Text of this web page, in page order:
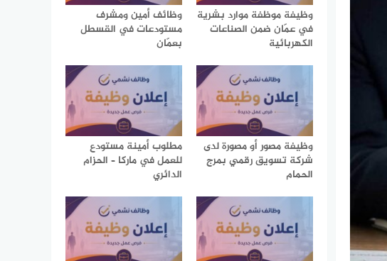
وظيفة موظفة موارد بشرية
في عمّان ضمن الصناعات
الكهربائية
وظائف أمين ومشرف
مستودعات في القسطل
بعمّان
وظيفة مصور أو مصورة لدى
شركة تسويق رقمي بمرج
الحمام
مطلوب أمينة مستودع
للعمل في ماركا – الحزام
الدائري